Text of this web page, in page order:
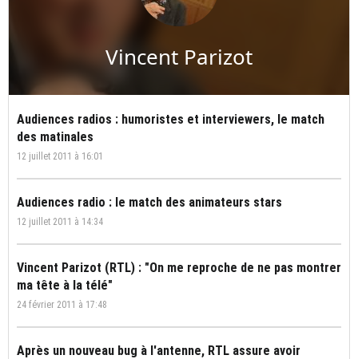
Vincent Parizot
Audiences radios : humoristes et interviewers, le match
des matinales
12 juillet 2011 à 16:01
Audiences radio : le match des animateurs stars
12 juillet 2011 à 14:34
Vincent Parizot (RTL) : "On me reproche de ne pas montrer
ma tête à la télé"
24 février 2011 à 17:48
Après un nouveau bug à l'antenne, RTL assure avoir